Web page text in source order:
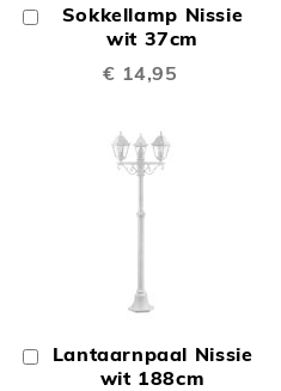
Sokkellamp Nissie
wit 37cm
€ 14,95
Winkelwagen
Lantaarnpaal Nissie
wit 188cm
In
Winkelwagen